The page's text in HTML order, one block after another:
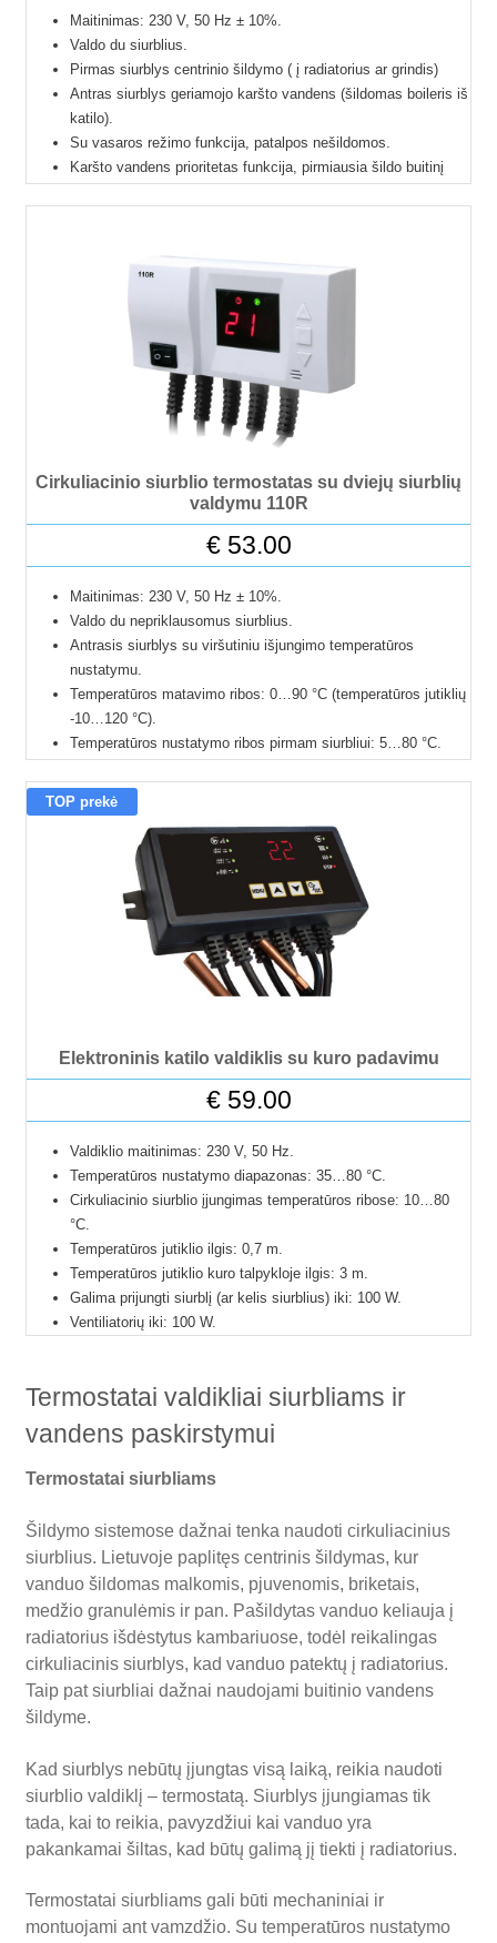
Maitinimas: 230 V, 50 Hz ± 10%.
Valdo du siurblius.
Pirmas siurblys centrinio šildymo ( į radiatorius ar grindis)
Antras siurblys geriamojo karšto vandens (šildomas boileris iš
katilo).
Su vasaros režimo funkcija, patalpos nešildomos.
Karšto vandens prioritetas funkcija, pirmiausia šildo buitinį
Temperatūros nustatymo ribos: šildymui 5…80 °C, karštam
Du temperatūros jutikliai. Ilgiai: 1,2 m ir 3 m.
Rele valdyti siurbliams: 6 A (siurblių bendra galia neturi viršyti
Lietuviška instrukcija.
24 mėnesių garantija.
Cirkuliacinio siurblio termostatas su dviejų siurblių
valdymu 110R
€53.00
Maitinimas: 230 V, 50 Hz ± 10%.
Valdo du nepriklausomus siurblius.
Antrasis siurblys su viršutiniu išjungimo temperatūros
nustatymu.
Temperatūros matavimo ribos: 0…90 °C (temperatūros jutiklių
-10…120 °C).
Temperatūros nustatymo ribos pirmam siurbliui: 5…80 °C.
įjungimo:10..75 °C; išjungimo 15…80 °C.
Du temperatūros jutikliai (1,2 m ir 3 m ilgio), valdyti
skirtingiems siurbliams.
Rele valdyti siurbliams: 6 A (siurblių bendra galia neturi viršyti
Lietuviška instrukcija.
24 mėnesių garantija.
TOP prekė
Elektroninis katilo valdiklis su kuro padavimu
€59.00
Valdiklio maitinimas: 230 V, 50 Hz.
Temperatūros nustatymo diapazonas: 35…80 °C.
Cirkuliacinio siurblio įjungimas temperatūros ribose: 10…80
°C.
Temperatūros jutiklio ilgis: 0,7 m.
Temperatūros jutiklio kuro talpykloje ilgis: 3 m.
Galima prijungti siurblį (ar kelis siurblius) iki: 100 W.
Ventiliatorių iki: 100 W.
Valdiklis pagamintas Lenkijoje.
Termostatai valdikliai siurbliams ir
vandens paskirstymui
Termostatai siurbliams
Šildymo sistemose dažnai tenka naudoti cirkuliacinius
siurblius. Lietuvoje paplitęs centrinis šildymas, kur
vanduo šildomas malkomis, pjuvenomis, briketais,
medžio granulėmis ir pan. Pašildytas vanduo keliauja į
radiatorius išdėstytus kambariuose, todėl reikalingas
cirkuliacinis siurblys, kad vanduo patektų į radiatorius.
Taip pat siurbliai dažnai naudojami buitinio vandens
šildyme.
Kad siurblys nebūtų įjungtas visą laiką, reikia naudoti
siurblio valdiklį – termostatą. Siurblys įjungiamas tik
tada, kai to reikia, pavyzdžiui kai vanduo yra
pakankamai šiltas, kad būtų galimą jį tiekti į radiatorius.
Termostatai siurbliams gali būti mechaniniai ir
montuojami ant vamzdžio. Su temperatūros nustatymo